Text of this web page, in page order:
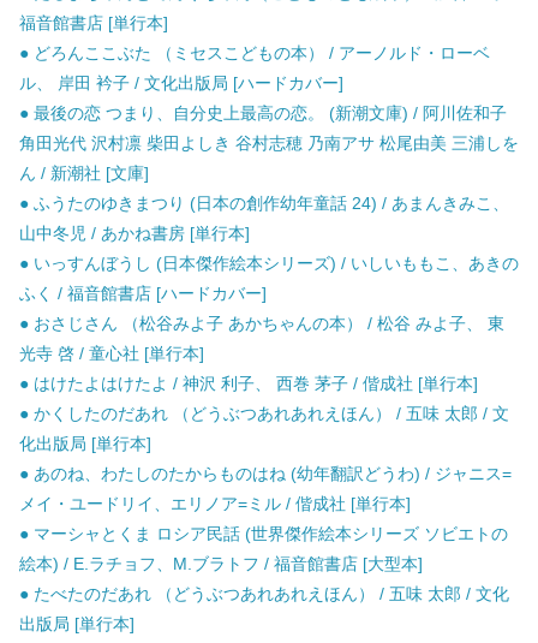
福音館書店 [単行本]
● どろんここぶた （ミセスこどもの本） / アーノルド・ローベ
ル、 岸田 衿子 / 文化出版局 [ハードカバー]
● 最後の恋 つまり、自分史上最高の恋。 (新潮文庫) / 阿川佐和子
角田光代 沢村凛 柴田よしき 谷村志穂 乃南アサ 松尾由美 三浦しを
ん / 新潮社 [文庫]
● ふうたのゆきまつり (日本の創作幼年童話 24) / あまんきみこ、
山中冬児 / あかね書房 [単行本]
● いっすんぼうし (日本傑作絵本シリーズ) / いしいももこ、あきの
ふく / 福音館書店 [ハードカバー]
● おさじさん （松谷みよ子 あかちゃんの本） / 松谷 みよ子、 東
光寺 啓 / 童心社 [単行本]
● はけたよはけたよ / 神沢 利子、 西巻 茅子 / 偕成社 [単行本]
● かくしたのだあれ （どうぶつあれあれえほん） / 五味 太郎 / 文
化出版局 [単行本]
● あのね、わたしのたからものはね (幼年翻訳どうわ) / ジャニス=
メイ・ユードリイ、エリノア=ミル / 偕成社 [単行本]
● マーシャとくま ロシア民話 (世界傑作絵本シリーズ ソビエトの
絵本) / E.ラチョフ、M.ブラトフ / 福音館書店 [大型本]
● たべたのだあれ （どうぶつあれあれえほん） / 五味 太郎 / 文化
出版局 [単行本]